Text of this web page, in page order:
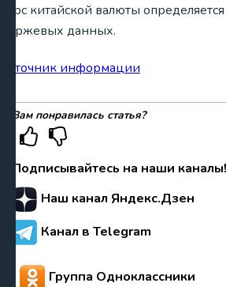
курс китайской валюты
биржевых данных.
Источник информации
Вам понравилась статья?
Подписывайтесь на наши каналы!
Наш канал Яндекс.Дзен
Канал в Telegram
Группа Одноклассники